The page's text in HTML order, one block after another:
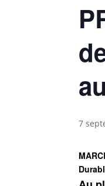
7